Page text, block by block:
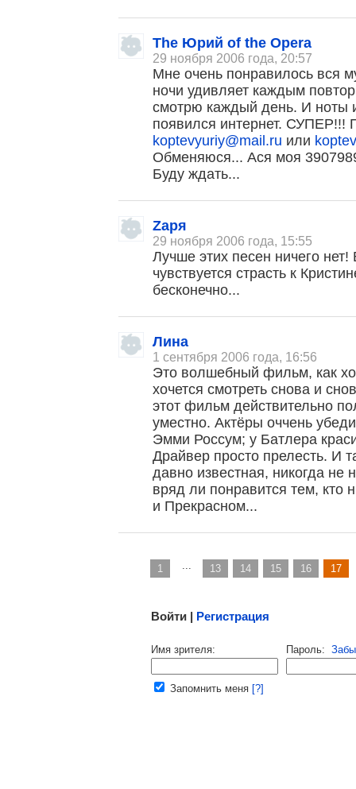
The Юрий of the Opera
29 ноября 2006 года, 20:57
Мне очень понравилось вся
ночи удивляет каждым
смотрю каждый день. И ноты
появился интернет. СУПЕР!!!
koptevyuriy@mail.ru или
Обменяюся... Ася моя
Буду ждать...
Zаря
29 ноября 2006 года, 15:55
Лучше этих песен ничего
чувствуется страсть к
бесконечно...
Лина
1 сентября 2006 года, 16:56
Это волшебный фильм, как
хочется смотреть снова и
этот фильм действительно
уместно. Актёры оччень
Эмми Россум; у Батлера
Драйвер просто прелесть. И
давно известная, никогда не
вряд ли понравится тем, кто
и Прекрасном...
1 ... 13 14 15 16 17
, поделитесь своим мнением
Малосодержательные и грубые отзывы нещадно
Войти | Регистрация
Имя зрителя: Пароль:
Запомнить меня [?]